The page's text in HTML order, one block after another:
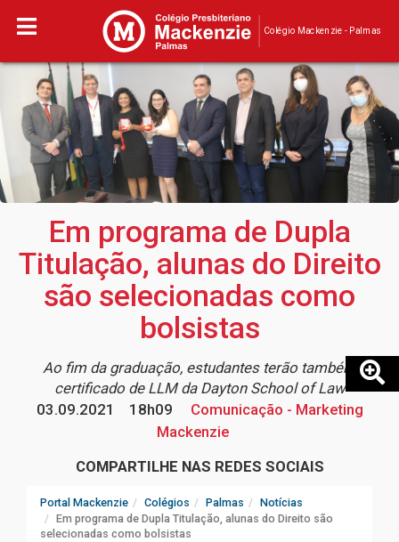
Colégio Mackenzie - Palmas
Em programa de Dupla
Titulação, alunas do Direito
são selecionadas como
bolsistas
Ao fim da graduação, estudantes terão também
certificado de LLM da Dayton School of Law
03.09.2021
18h09
Comunicação - Marketing
Mackenzie
COMPARTILHE NAS REDES SOCIAIS
Portal Mackenzie Colégios Palmas
Notícias
Em programa de Dupla Titulação, alunas do Direito são
selecionadas como bolsistas